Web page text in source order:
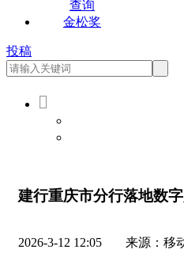
查询
金松奖
投稿

建行重庆市分行落地数
2026-3-12 12:05 来源：移